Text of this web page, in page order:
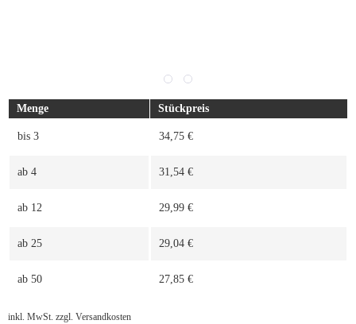
Menge Stückpreis
bis 3 34,75 €
ab 4 31,54 €
ab 12 29,99 €
ab 25 29,04 €
ab 50 27,85 €
inkl. MwSt. zzgl. Versandkosten